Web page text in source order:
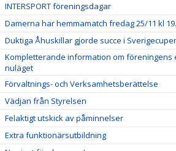
INTERSPORT föreningsdagar
Damerna har hemmamatch fredag 25/11 kl
Duktiga Åhuskillar gjorde succe i
Kompletterande information om föreningens
nuläget
Förvaltnings- och Verksamhetsberättelse
Vädjan från Styrelsen
Felaktigt utskick av påminnelser
Extra funktionärsutbildning